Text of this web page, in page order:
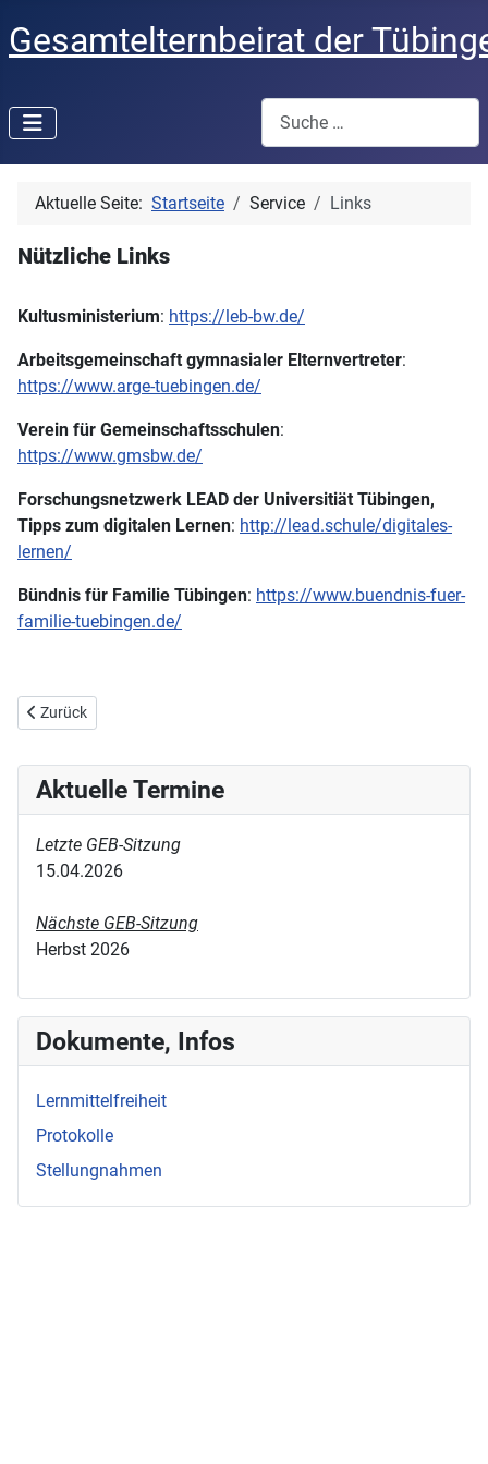
Gesamtelternbeirat der
Suchen
Aktuelle Seite: Startseite Service Links
Nützliche Links
Kultusministerium: https://leb-bw.de/
Arbeitsgemeinschaft gymnasialer Elternvertreter:
https://www.arge-tuebingen.de/
Verein für Gemeinschaftsschulen:
https://www.gmsbw.de/
Forschungsnetzwerk LEAD der Universitiät Tübingen,
Tipps zum digitalen Lernen: http://lead.schule/digitales-
lernen/
Bündnis für Familie Tübingen: https://www.buendnis-fuer-
familie-tuebingen.de/
Vorheriger Beitrag: Chronik
Zurück
Aktuelle Termine
Letzte GEB-Sitzung
15.04.2026
Nächste GEB-Sitzung
Herbst 2026
Dokumente, Infos
Lernmittelfreiheit
Protokolle
Stellungnahmen